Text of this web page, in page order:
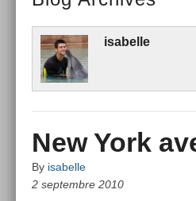
isabelle
New York
By isabelle
2 septembre 2010